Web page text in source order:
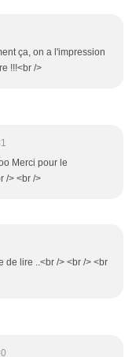
ça, on a l'impression
!!!<br />
Merci pour le
/> <br />
de lire ..<br /> <br /> <br